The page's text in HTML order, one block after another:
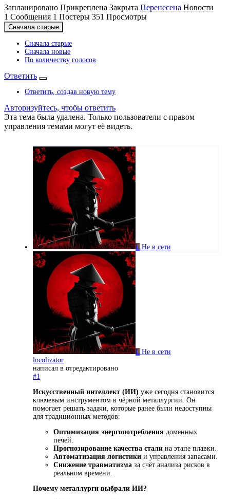
Запланировано Прикреплена Закрыта Перенесена Новости
1 Сообщения 1 Постеры 351 Просмотры
Сначала старые
Сначала старые
Сначала новые
По количеству голосов
Ответить
Ответить, создав новую тему
Авторизуйтесь, чтобы ответить
Эта тема была удалена. Только пользователи с правом
управления темами могут её видеть.
L Не в сети
L Не в сети
locolizator
написал в отредактировано
#1
Искусственный интеллект (ИИ) уже сегодня становится
ключевым инструментом в чёрной металлургии. Он
помогает решать задачи, которые ранее были недоступны
для традиционных методов:
Оптимизация энергопотребления доменных
печей.
Прогнозирование качества стали на этапе плавки.
Автоматизация логистики и управления запасами.
Снижение травматизма за счёт анализа рисков в
реальном времени.
Почему металлурги выбрали ИИ?